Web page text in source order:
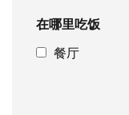
在哪里吃饭
餐厅